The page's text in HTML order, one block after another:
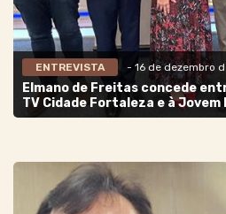
ENTREVISTA - 16 de dezembro
Elmano de Freitas concede
TV Cidade Fortaleza e à